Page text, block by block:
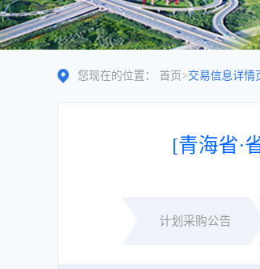
您现在的位置： 首页 >交易信息详情
[青海省·
计划采购公告